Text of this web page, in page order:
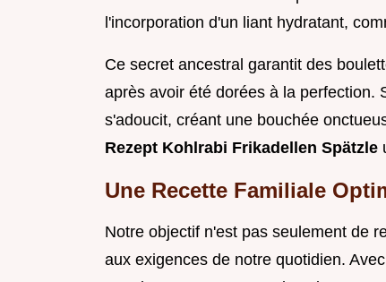
l'incorporation d'un liant hydratant,
Ce secret ancestral garantit des
après avoir été dorées à la perfection.
s'adoucit, créant une bouchée
Rezept Kohlrabi Frikadellen Spätzle
Une Recette Familiale
Notre objectif n'est pas seulement de
aux exigences de notre quotidien.